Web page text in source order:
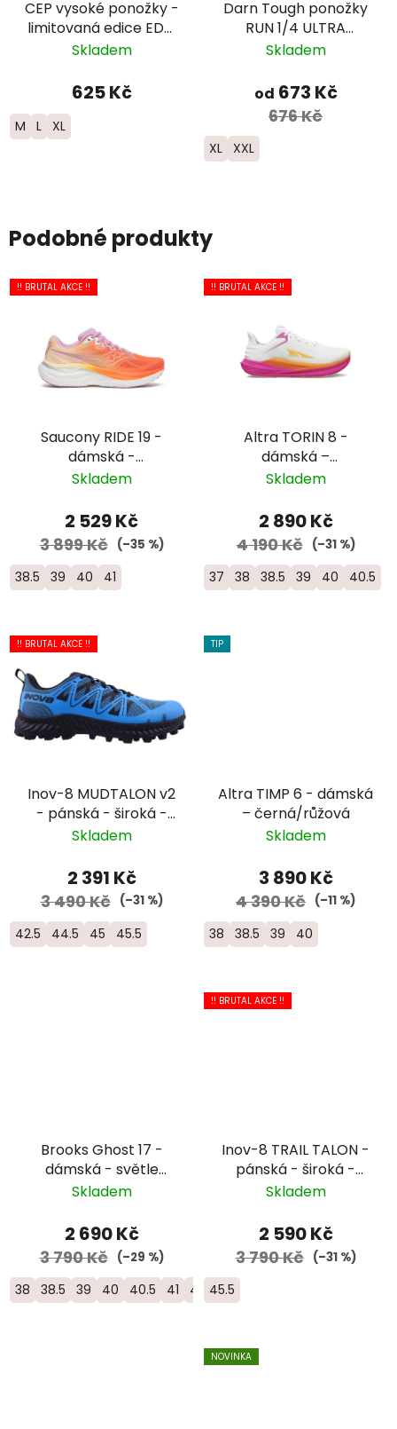
CEP vysoké ponožky -
limitovaná edice EDT.
FADE - pánské -
Skladem
625 Kč
M L XL
Darn Tough ponožky
RUN 1/4 ULTRA
Lightweight s
černé
Skladem
od 673 Kč
676 Kč
XL XXL
Podobné produkty
!! BRUTAL AKCE !!
Saucony RIDE 19 -
dámská -
oranžová/bílá
Skladem
2 529 Kč
3 899 Kč (–35 %)
38.5 39 40 41
!! BRUTAL AKCE !!
Altra TORIN 8 -
dámská –
bílá/růžová/oranžová
Skladem
2 890 Kč
4 190 Kč (–31 %)
37 38 38.5 39 40 40.5
!! BRUTAL AKCE !!
Inov-8 MUDTALON v2
- pánská - široká -
modrá/černá
Skladem
2 391 Kč
3 490 Kč (–31 %)
42.5 44.5 45 45.5
TIP
Altra TIMP 6 - dámská
– černá/růžová
Skladem
3 890 Kč
4 390 Kč (–11 %)
38 38.5 39 40
Brooks Ghost 17 -
dámská - světle
modrá
Skladem
2 690 Kč
3 790 Kč (–29 %)
38 38.5 39 40 40.5 41 42
!! BRUTAL AKCE !!
Inov-8 TRAIL TALON -
pánská - široká -
černá
Skladem
2 590 Kč
3 790 Kč (–31 %)
45.5
NOVINKA